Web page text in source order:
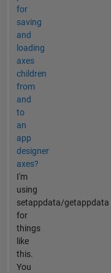
for
saving
and
loading
axes
children
from
and
to
an
app
designer
axes?
I'm
using
setappdata/getappdata
for
things
like
this.
You